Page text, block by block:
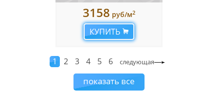
3158 руб/м2
КУПИТЬ
1 2 3 4 5 6 следующая
показать все